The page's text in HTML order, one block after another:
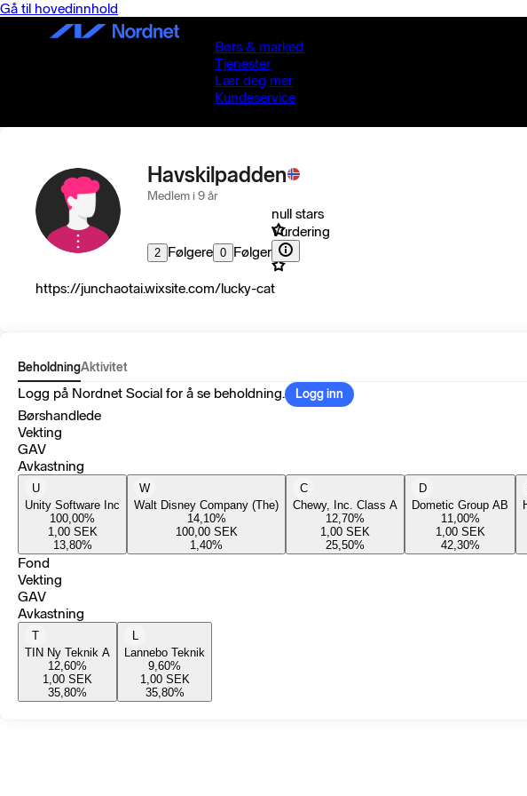
Gå til hovedinnhold
Børs & marked
Tjenester
Lær deg mer
Kundeservice
Havskilpadden
Medlem i 9 år
2 Følgere 0 Følger
null stars
Vurdering
https://junchaotai.wixsite.com/lucky-cat
BeholdningAktivitet
Logg på Nordnet Social for å se beholdning. Logg inn
Børshandlede
Vekting
GAV
Avkastning
U
Unity Software Inc
100,00%
1,00 SEK
13,80%
W
Walt Disney Company (The)
14,10%
100,00 SEK
1,40%
C
Chewy, Inc. Class A
12,70%
1,00 SEK
25,50%
D
Dometic Group AB
11,00%
1,00 SEK
42,30%
Fond
Vekting
GAV
Avkastning
T
TIN Ny Teknik A
12,60%
1,00 SEK
35,80%
L
Lannebo Teknik
9,60%
1,00 SEK
35,80%